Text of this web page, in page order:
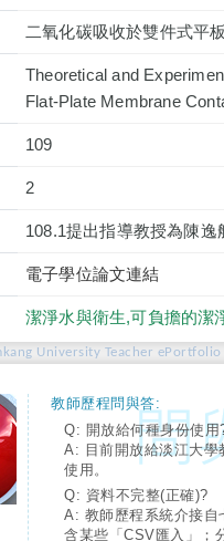
二氧化碳吸收於雙件式平
Theoretical and
Flat-Plate Membrane
109
2
108.1提出指導教授為陳逸
電子學位論文連結
潔淨水與衛生,可負擔的潔
University Teacher
教師歷程問與答:
Q: 開放給何種身份使用
A: 目前開放給淡江大學
使用。
Q: 資料不完整(正確)?
A: 教師歷程系統介接自
含某些「CSV匯入」；